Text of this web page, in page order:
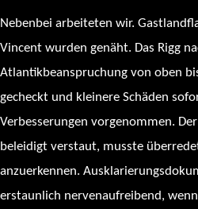
Nebenbei arbeiteten wir.
Vincent wurden genäht. Das Rigg
Atlantikbeanspruchung von oben
gecheckt und kleinere Schäden
Verbesserungen vorgenommen.
beleidigt verstaut, musste
anzuerkennen.
erstaunlich nervenaufreibend,